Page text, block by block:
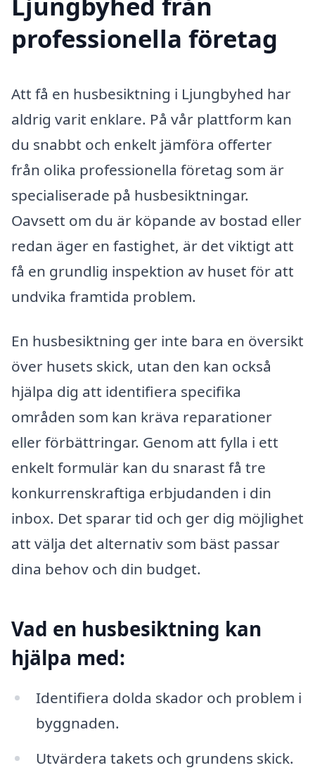
professionella företag
Att få en husbesiktning i Ljungbyhed har
aldrig varit enklare. På vår plattform kan
du snabbt och enkelt jämföra offerter
från olika professionella företag som är
specialiserade på husbesiktningar.
Oavsett om du är köpande av bostad eller
redan äger en fastighet, är det viktigt att
få en grundlig inspektion av huset för att
undvika framtida problem.
En husbesiktning ger inte bara en översikt
över husets skick, utan den kan också
hjälpa dig att identifiera specifika
områden som kan kräva reparationer
eller förbättringar. Genom att fylla i ett
enkelt formulär kan du snarast få tre
konkurrenskraftiga erbjudanden i din
inbox. Det sparar tid och ger dig möjlighet
att välja det alternativ som bäst passar
dina behov och din budget.
Vad en husbesiktning kan
hjälpa med:
Identifiera dolda skador och problem i
byggnaden.
Utvärdera takets och grundens skick.